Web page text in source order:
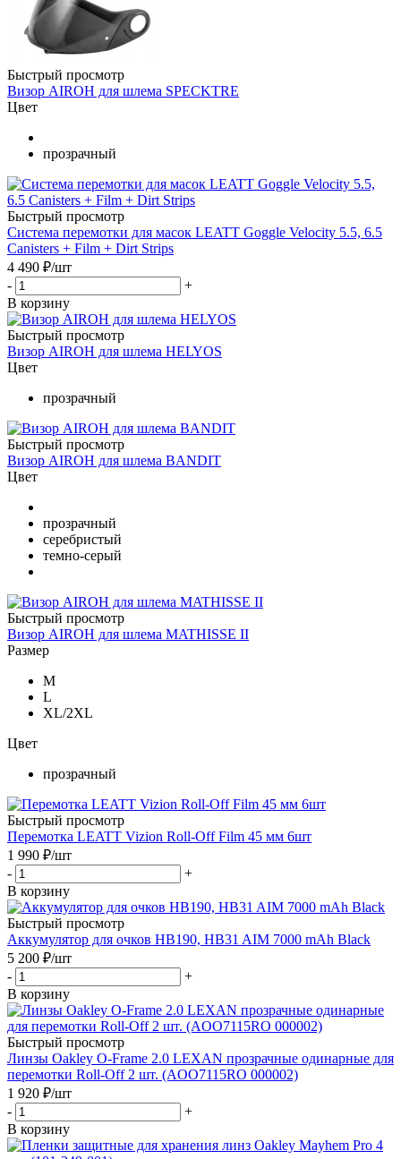
Быстрый просмотр
Визор AIROH для шлема SPECKTRE
Цвет
прозрачный
Быстрый просмотр
Система перемотки для масок LEATT Goggle Velocity 5.5, 6.5
Canisters + Film + Dirt Strips
4 490 ₽/шт
-
+
В корзину
Быстрый просмотр
Визор AIROH для шлема HELYOS
Цвет
прозрачный
Быстрый просмотр
Визор AIROH для шлема BANDIT
Цвет
прозрачный
серебристый
темно-серый
Быстрый просмотр
Визор AIROH для шлема MATHISSE II
Размер
M
L
XL/2XL
Цвет
прозрачный
Быстрый просмотр
Перемотка LEATT Vizion Roll-Off Film 45 мм 6шт
1 990 ₽/шт
-
+
В корзину
Быстрый просмотр
Аккумулятор для очков HB190, HB31 AIM 7000 mAh Black
5 200 ₽/шт
-
+
В корзину
Быстрый просмотр
Линзы Oakley O-Frame 2.0 LEXAN прозрачные одинарные для
перемотки Roll-Off 2 шт. (AOO7115RO 000002)
1 920 ₽/шт
-
+
В корзину